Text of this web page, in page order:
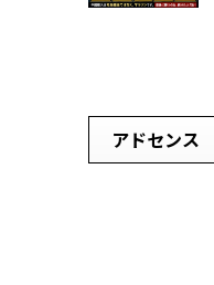
アドセンス